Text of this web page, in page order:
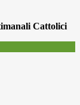
Cattolici